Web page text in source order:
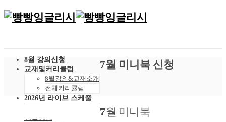
8월 강의신청
교재및커리큘럼
8월강의&교재소개
전체커리큘럼
2026년 라이브 스케줄
샘플강의
7월 미니북 신청
7월 미니북